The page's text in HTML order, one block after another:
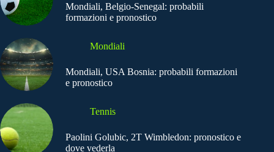
Mondiali, Belgio-Senegal: probabili
formazioni e pronostico
Mondiali
Mondiali, USA Bosnia: probabili formazioni
e pronostico
Tennis
Paolini Golubic, 2T Wimbledon: pronostico e
dove vederla